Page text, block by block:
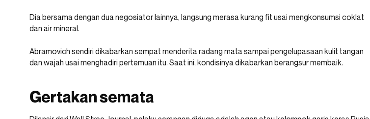
Dia bersama dengan dua negosiator lainnya, langsung merasa kurang fit usai mengkonsumsi coklat
dan air mineral.
Abramovich sendiri dikabarkan sempat menderita radang mata sampai pengelupasaan kulit tangan
dan wajah usai menghadiri pertemuan itu. Saat ini, kondisinya dikabarkan berangsur membaik.
Gertakan semata